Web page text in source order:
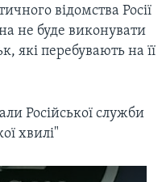
відомства Росії
не буде виконувати
які перебувають на її
Російської служби
хвилі"